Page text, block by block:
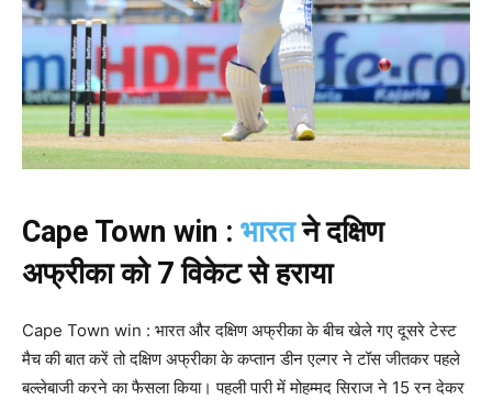
Cape Town win : भारतने दक्षिण
अफ्रीका को 7 विकेट से हराया
Cape Town win : भारत और दक्षिण अफ्रीका के बीच खेले गए दूसरे टेस्ट
मैच की बात करें तो दक्षिण अफ्रीका के कप्तान डीन एल्गर ने टॉस जीतकर पहले
बल्लेबाजी करने का फैसला किया। पहली पारी में मोहम्मद सिराज ने 15 रन देकर